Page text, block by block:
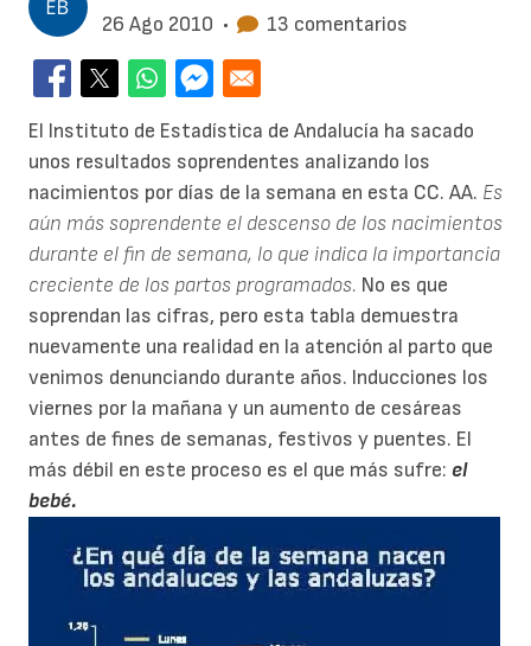
26 Ago 2010 • 13 comentarios
El Instituto de Estadística de Andalucía ha sacado
unos resultados soprendentes analizando los
nacimientos por días de la semana en esta CC. AA. Es
aún más soprendente el descenso de los nacimientos
durante el fin de semana, lo que indica la importancia
creciente de los partos programados. No es que
soprendan las cifras, pero esta tabla demuestra
nuevamente una realidad en la atención al parto que
venimos denunciando durante años. Inducciones los
viernes por la mañana y un aumento de cesáreas
antes de fines de semanas, festivos y puentes. El
más débil en este proceso es el que más sufre: el
bebé.